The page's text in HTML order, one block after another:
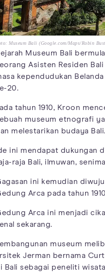
Museum Bali (Google.com/Maps/Robin
Museum Bali
Asisten Residen
kependudukan
20.
tahun 1910, Kroon
museum etnografi
melestarikan budaya Bali.
ini mendapat dukungan
raja Bali, ilmuwan,
ini kemudian
Arca pada tahun
Arca ini menjadi
sekarang.
museum
Jerman bernama
Bali sebagai peneliti